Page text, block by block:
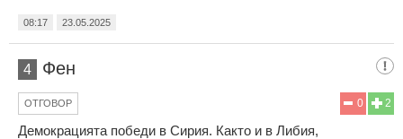
08:17 23.05.2025
4 Фен
2
0
ОТГОВОР
Демокрацията победи в Сирия. Както и в Либия,